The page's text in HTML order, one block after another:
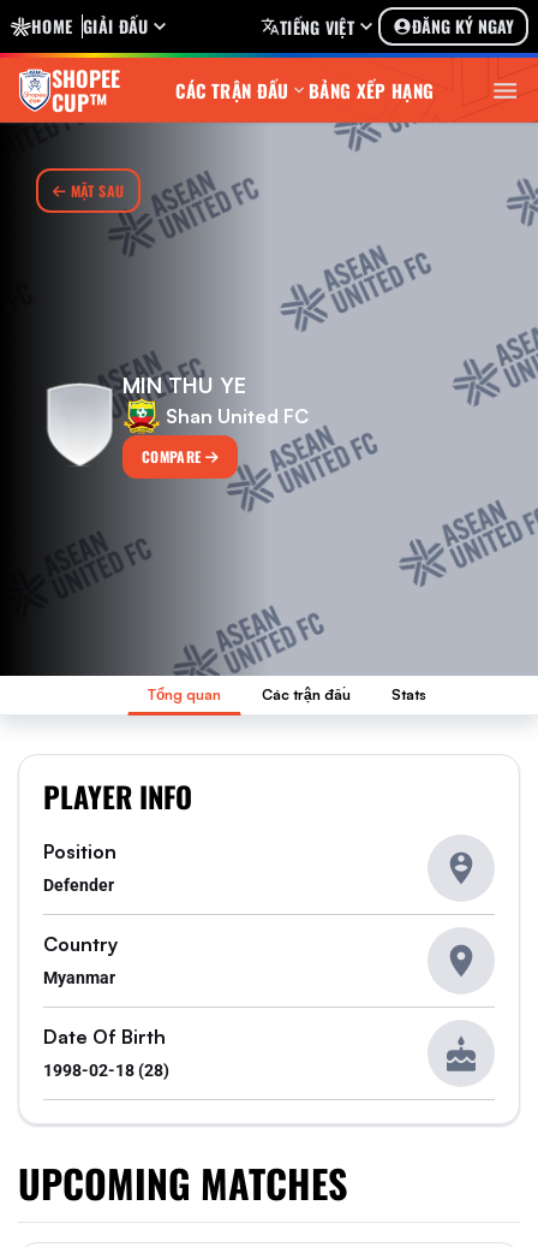
HOME GIẢI ĐẤU TIẾNG VIỆT ĐĂNG KÝ NGAY
SHOPEE
CUP™ CÁC TRẬN ĐẤU BẢNG XẾP HẠNG
MẶT SAU
MIN THU YE
Shan United FC
COMPARE
Tổng quan Các trận đấu Stats
UPCOMING MATCHES
PLAYER INFO
Position
Defender
Country
Myanmar
Date Of Birth
1998-02-18 (28)